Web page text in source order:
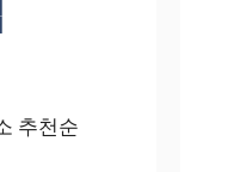
추천순